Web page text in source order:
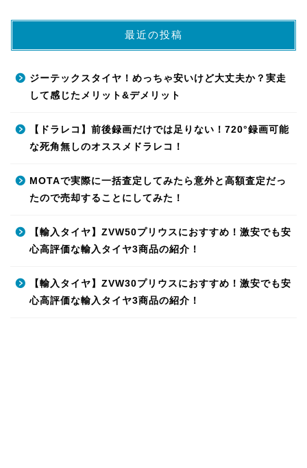
最近の投稿
ジーテックスタイヤ！めっちゃ安いけど大丈夫か？実走
して感じたメリット&デメリット
【ドラレコ】前後録画だけでは足りない！720°録画可能
な死角無しのオススメドラレコ！
MOTAで実際に一括査定してみたら意外と高額査定だっ
たので売却することにしてみた！
【輸入タイヤ】ZVW50プリウスにおすすめ！激安でも安
心高評価な輸入タイヤ3商品の紹介！
【輸入タイヤ】ZVW30プリウスにおすすめ！激安でも安
心高評価な輸入タイヤ3商品の紹介！